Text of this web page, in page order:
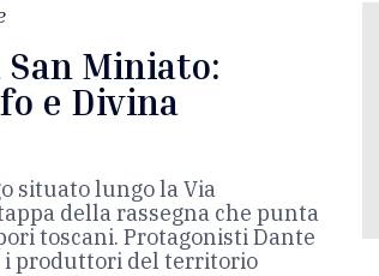
San Miniato:
e Divina
situato lungo la Via
della rassegna che punta
toscani. Protagonisti Dante
i produttori del territorio